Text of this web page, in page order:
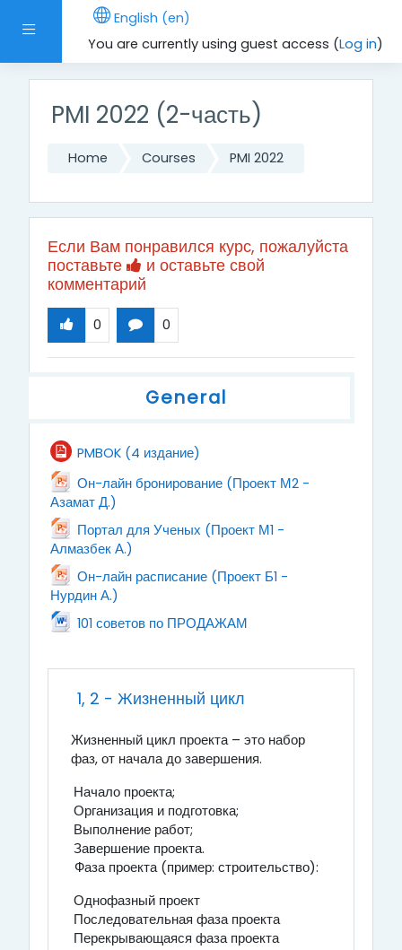
Side panel
English ‎(en)‎
You are currently using guest access (Log in)
Skip to main content
PMI 2022 (2-часть)
Home Courses PMI 2022
Если Вам понравился курс, пожалуйста
поставьте
и оставьте свой
комментарий
0 0
General
PMBOK (4 издание)
Он-лайн бронирование (Проект М2 -
Азамат Д.)
Портал для Ученых (Проект М1 -
Алмазбек А.)
Он-лайн расписание (Проект Б1 -
Нурдин А.)
101 советов по ПРОДАЖАМFile
1, 2 - Жизненный цикл
Жизненный цикл проекта – это набор
фаз, от начала до завершения.
Начало проекта;
Организация и подготовка;
Выполнение работ;
Завершение проекта.
Фаза проекта (пример: строительство):
Однофазный проект
Последовательная фаза проекта
Перекрывающаяся фаза проекта